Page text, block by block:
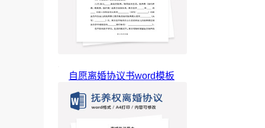
自愿离婚协议书word模板